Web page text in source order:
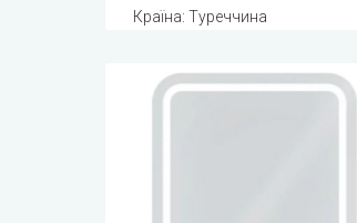
Країна: Туреччина